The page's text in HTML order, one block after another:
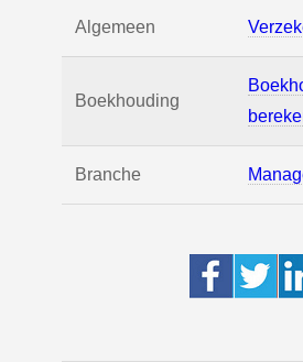
Algemeen
Boekhouding
Branche